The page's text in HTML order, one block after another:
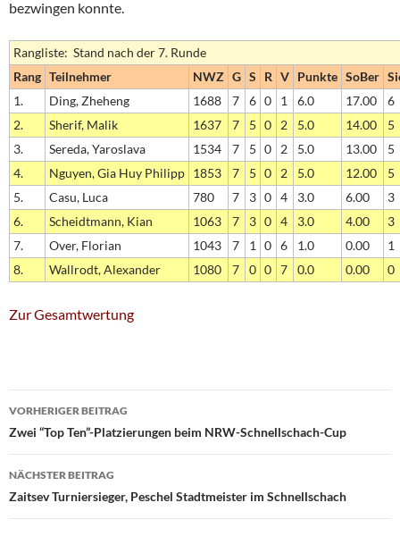
bezwingen konnte.
Rangliste: Stand nach der 7. Runde
Rang Teilnehmer NWZ G S R V Punkte SoBer
1.
Ding, Zheheng 1688 7 6 0 1 6.0 17.00
6
2.
Sherif, Malik 1637 7 5 0 2 5.0 14.00
5
3.
Sereda, Yaroslava 1534 7 5 0 2 5.0 13.00
5
4.
Nguyen, Gia Huy Philipp 1853 7 5 0 2 5.0 12.00
5
5.
Casu, Luca 780 7 3 0 4 3.0 6.00
3
6.
Scheidtmann, Kian 1063 7 3 0 4 3.0 4.00
3
7.
Over, Florian 1043 7 1 0 6 1.0 0.00
1
8.
Wallrodt, Alexander 1080 7 0 0 7 0.0 0.00 0
Zur Gesamtwertung
Beitragsnavigation
VORHERIGER BEITRAG
Zwei “Top Ten”-Platzierungen beim NRW-Schnellschach-Cup
NÄCHSTER BEITRAG
Zaitsev Turniersieger, Peschel Stadtmeister im Schnellschach